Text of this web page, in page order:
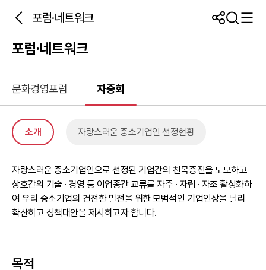
포럼·네트워크
포럼·네트워크
문화경영포럼 자중회
소개 자랑스러운 중소기업인 선정현황
자랑스러운 중소기업인으로 선정된 기업간의 친목증진을 도모하고
상호간의 기술 · 경영 등 이업종간 교류를 자주 · 자립 · 자조 활성화하
여 우리 중소기업의 건전한 발전을 위한 모범적인 기업인상을 널리
확산하고 정책대안을 제시하고자 합니다.
목적